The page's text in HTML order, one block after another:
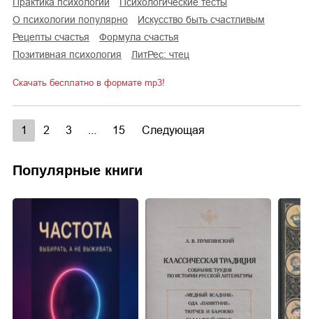
практика психологии
психологические тесты
о психологии популярно
искусство быть счастливым
рецепты счастья
формула счастья
позитивная психология
ЛитРес: чтец
Скачать бесплатно в формате mp3!
1 2 3 15 Следующая
Популярные книги